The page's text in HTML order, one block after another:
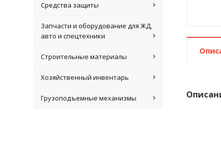
Средства защиты
Запчасти и оборудование для ЖД,
авто и спецтехники
Строительные материалы
Хозяйственный инвентарь
Грузоподъемные механизмы